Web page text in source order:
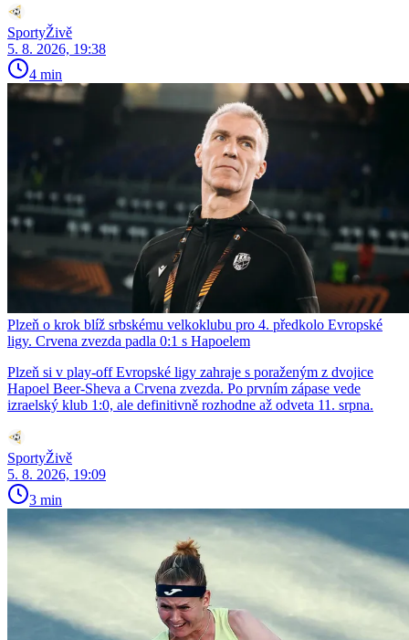
SportyŽivě
5. 8. 2026, 19:38
4 min
Plzeň o krok blíž srbskému velkoklubu pro 4. předkolo Evropské
ligy. Crvena zvezda padla 0:1 s Hapoelem
Plzeň si v play-off Evropské ligy zahraje s poraženým z dvojice
Hapoel Beer-Sheva a Crvena zvezda. Po prvním zápase vede
izraelský klub 1:0, ale definitivně rozhodne až odveta 11. srpna.
SportyŽivě
5. 8. 2026, 19:09
3 min